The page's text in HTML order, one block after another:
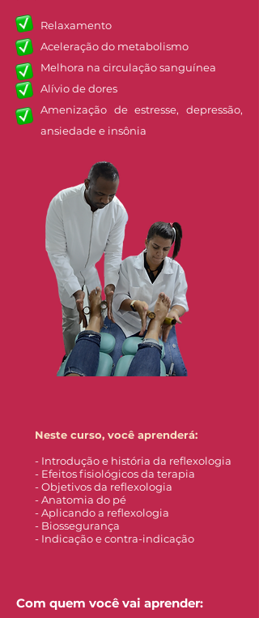
Relaxamento
Aceleração do metabolismo
Melhora na circulação sanguínea
Alívio de dores
Amenização de estresse, depressão,
ansiedade e insônia
Neste curso, você aprenderá:
- Introdução e história da reflexologia
- Efeitos fisiológicos da terapia
- Objetivos da reflexologia
- Anatomia do pé
- Aplicando a reflexologia
- Biossegurança
- Indicação e contra-indicação
Com quem você vai aprender: